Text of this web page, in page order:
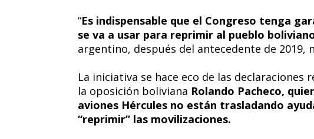
“Es indispensable que el Congreso tenga
se va a usar para reprimir al pueblo
argentino, después del antecedente de 2019,
La iniciativa se hace eco de las
la oposición boliviana Rolando Pacheco,
aviones Hércules no están trasladando
“reprimir” las movilizaciones.